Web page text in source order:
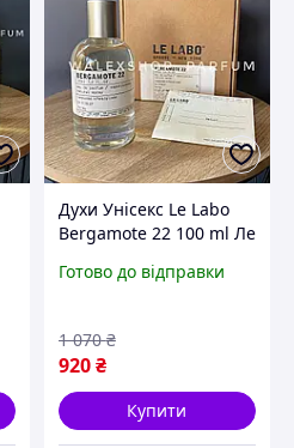
Духи Унісекс Le Labo
Bergamote 22 100 ml Ле
мл
Готово до відправки
920₴
1 070 ₴
Купити